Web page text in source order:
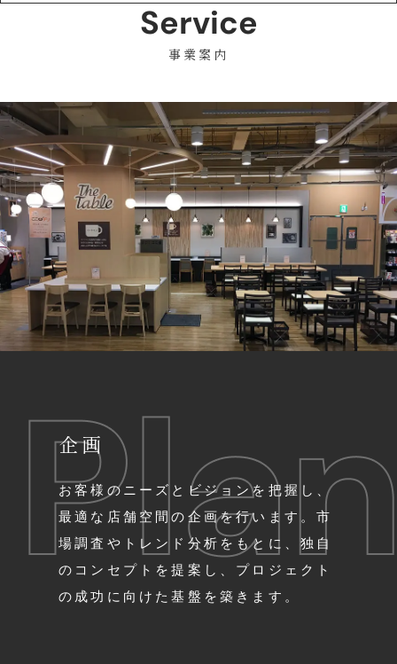
事業案内
Service
企画
お客様のニーズとビジョンを把握し、
最適な店舗空間の企画を行います。市
場調査やトレンド分析をもとに、独自
のコンセプトを提案し、プロジェクト
の成功に向けた基盤を築きます。